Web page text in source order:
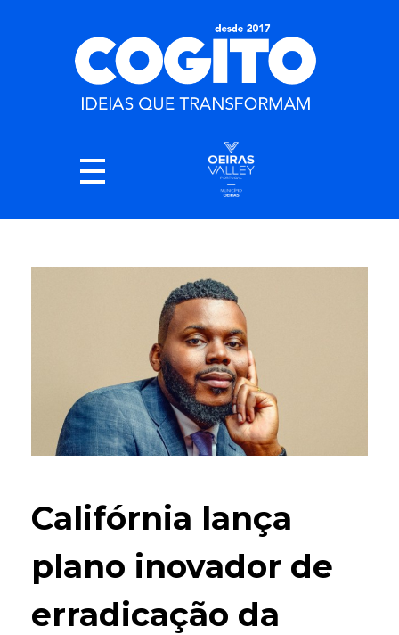
Califórnia lança
plano inovador de
erradicação da